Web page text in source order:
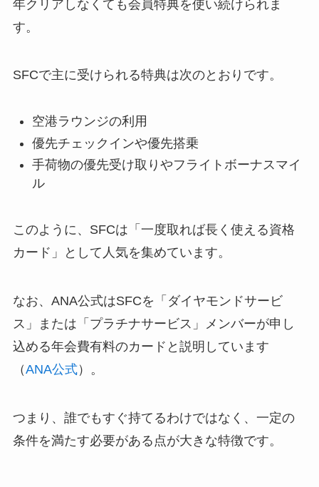
年クリアしなくても会員特典を使い続けられま
す。
SFCで主に受けられる特典は次のとおりです。
空港ラウンジの利用
優先チェックインや優先搭乗
手荷物の優先受け取りやフライトボーナスマイ
ル
このように、SFCは「一度取れば長く使える資格
カード」として人気を集めています。
なお、ANA公式はSFCを「ダイヤモンドサービ
ス」または「プラチナサービス」メンバーが申し
込める年会費有料のカードと説明しています
（ANA公式）。
つまり、誰でもすぐ持てるわけではなく、一定の
条件を満たす必要がある点が大きな特徴です。